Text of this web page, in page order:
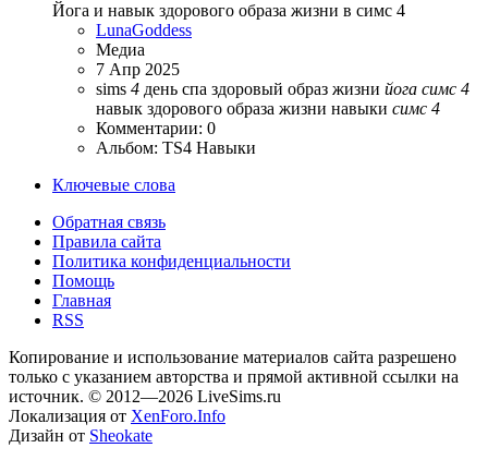
Йога и навык здорового образа жизни в симс 4
LunaGoddess
Медиа
7 Апр 2025
sims 4 день спа здоровый образ жизни йога симс 4
навык здорового образа жизни навыки симс 4
Комментарии: 0
Альбом: TS4 Навыки
Ключевые слова
Обратная связь
Правила сайта
Политика конфиденциальности
Помощь
Главная
RSS
Копирование и использование материалов сайта разрешено
только с указанием авторства и прямой активной ссылки на
источник. © 2012—2026 LiveSims.ru
Локализация от XenForo.Info
Дизайн от Sheokate